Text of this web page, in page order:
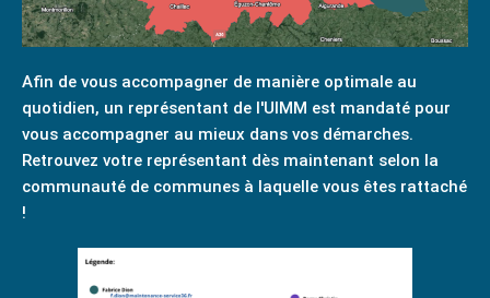
Afin de vous accompagner de manière optimale au
quotidien, un représentant de l'UIMM est mandaté pour
vous accompagner au mieux dans vos démarches.
Retrouvez votre représentant dès maintenant selon la
communauté de communes à laquelle vous êtes rattaché
!